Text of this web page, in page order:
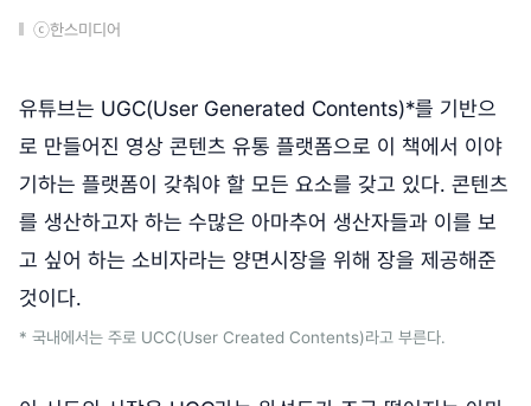
ⓒ한스미디어
유튜브는 UGC(User Generated Contents)*를 기반으
로 만들어진 영상 콘텐츠 유통 플랫폼으로 이 책에서 이야
기하는 플랫폼이 갖춰야 할 모든 요소를 갖고 있다. 콘텐츠
를 생산하고자 하는 수많은 아마추어 생산자들과 이를 보
고 싶어 하는 소비자라는 양면시장을 위해 장을 제공해준
것이다.
* 국내에서는 주로 UCC(User Created Contents)라고 부른다.